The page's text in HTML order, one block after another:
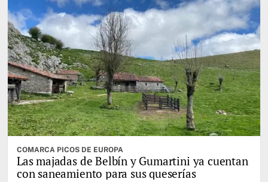
COMARCA PICOS DE EUROPA
Las majadas de Belbín y Gumartini ya cuentan
con saneamiento para sus queserías